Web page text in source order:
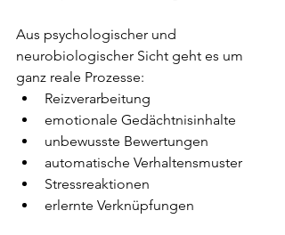
Aus psychologischer und
neurobiologischer Sicht geht es um
ganz reale Prozesse:
Reizverarbeitung
emotionale Gedächtnisinhalte
unbewusste Bewertungen
automatische Verhaltensmuster
Stressreaktionen
erlernte Verknüpfungen